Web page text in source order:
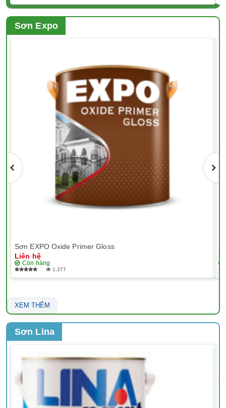
Sơn Expo
Sơn EXPO Oxide Primer Gloss
Liên hệ
Còn hàng
1,377
XEM THÊM
Sơn Lina